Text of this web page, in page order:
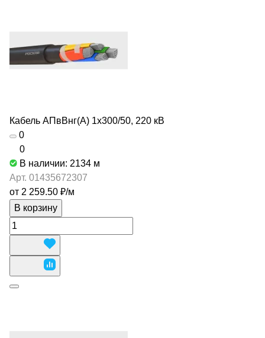
Кабель АПвВнг(А) 1х300/50, 220 кВ
0
0
В наличии: 2134 м
Арт. 01435672307
от 2 259.50 ₽/м
В корзину